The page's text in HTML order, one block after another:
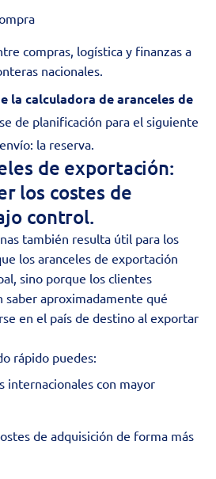
compras, logística y finanzas a
nacionales.
la calculadora de aranceles de
de planificación para el siguiente
la reserva.
de exportación:
los costes de
control.
también resulta útil para los
los aranceles de exportación
sino porque los clientes
saber aproximadamente qué
en el país de destino alexportar
rápido puedes:
internacionales con mayor
de adquisición de forma más